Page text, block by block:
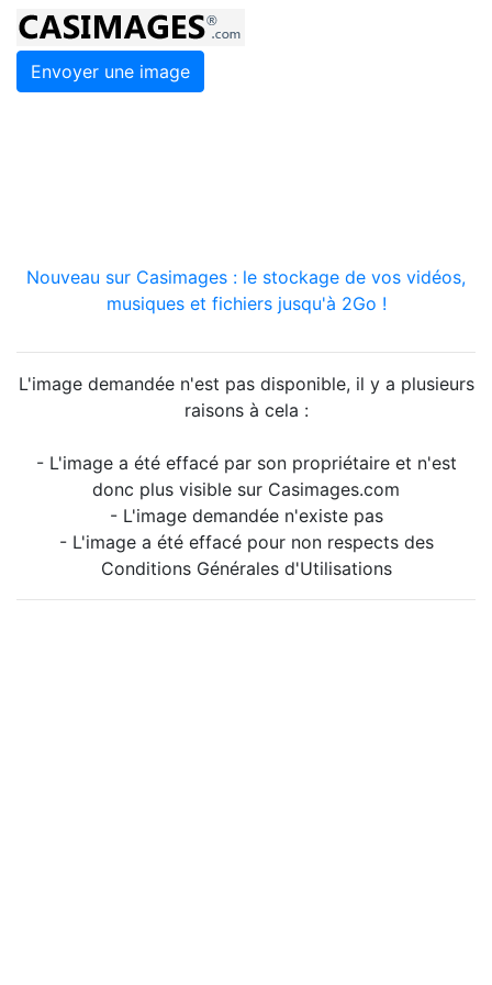
Envoyer une image
Nouveau sur Casimages : le stockage de vos vidéos,
musiques et fichiers jusqu'à 2Go !
L'image demandée n'est pas disponible, il y a plusieurs
raisons à cela :
- L'image a été effacé par son propriétaire et n'est
donc plus visible sur Casimages.com
- L'image demandée n'existe pas
- L'image a été effacé pour non respects des
Conditions Générales d'Utilisations